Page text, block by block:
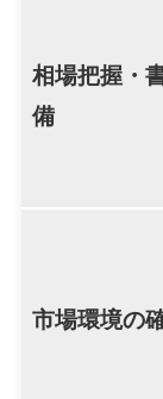
相場把握・
備
市場環境の